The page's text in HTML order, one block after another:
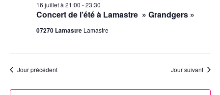
Concert de l’été à Lamastre » Grandgers »
16 juillet à 21:00 -23:30
07270 Lamastre Lamastre
Jour précédent Jour suivant